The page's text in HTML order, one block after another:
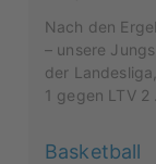
Nach den
– unsere
der
1 gegen LTV 2
Basketball